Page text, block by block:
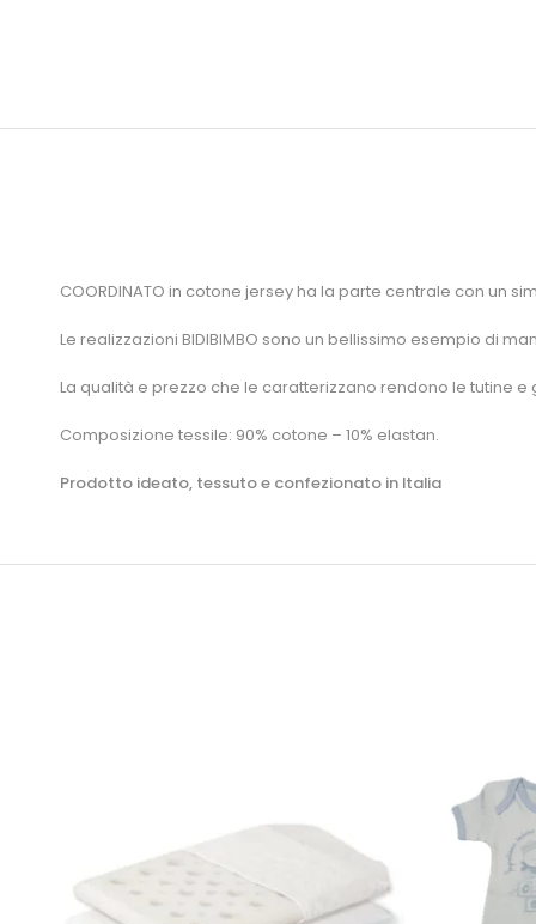
COORDINATO in cotone jersey ha la parte centrale con un
Le realizzazioni BIDIBIMBO sono un bellissimo esempio di
La qualità e prezzo che le caratterizzano rendono le tutine
Composizione tessile: 90% cotone – 10% elastan.
Prodotto ideato, tessuto e confezionato in Italia